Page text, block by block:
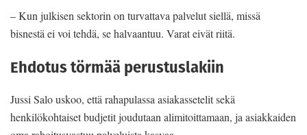
– Kun julkisen sektorin on turvattava palvelut siellä, missä
bisnestä ei voi tehdä, se halvaantuu. Varat eivät riitä.
Ehdotus törmää perustuslakiin
Jussi Salo uskoo, että rahapulassa asiakassetelit sekä
henkilökohtaiset budjetit joudutaan alimitoittamaan, ja asiakkaiden